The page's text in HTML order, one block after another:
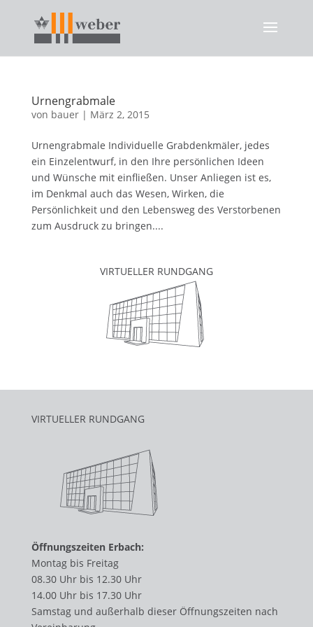
Urnengrabmale
von bauer| März 2, 2015
Urnengrabmale Individuelle Grabdenkmäler, jedes
ein Einzelentwurf, in den Ihre persönlichen Ideen
und Wünsche mit einfließen. Unser Anliegen ist es,
im Denkmal auch das Wesen, Wirken, die
Persönlichkeit und den Lebensweg des Verstorbenen
zum Ausdruck zu bringen....
VIRTUELLER RUNDGANG
VIRTUELLER RUNDGANG
Öffnungszeiten Erbach:
Montag bis Freitag
08.30 Uhr bis 12.30 Uhr
14.00 Uhr bis 17.30 Uhr
Samstag und außerhalb dieser Öffnungszeiten nach